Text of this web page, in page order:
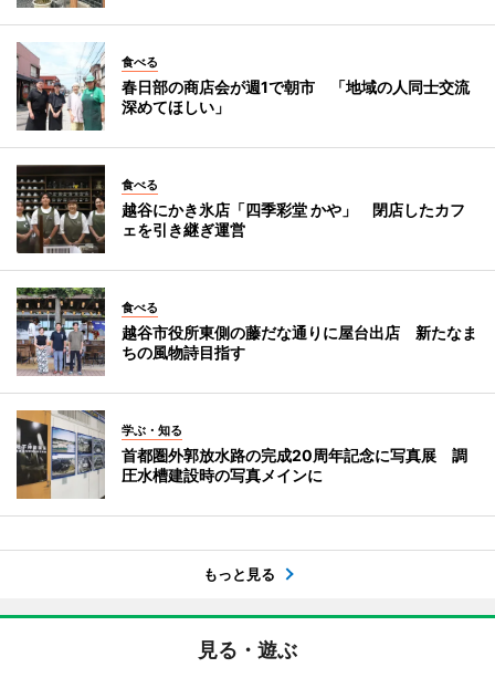
食べる
春日部の商店会が週1で朝市 「地域の人同士交流
深めてほしい」
食べる
越谷にかき氷店「四季彩堂 かや」 閉店したカフ
ェを引き継ぎ運営
食べる
越谷市役所東側の藤だな通りに屋台出店 新たなま
ちの風物詩目指す
学ぶ・知る
首都圏外郭放水路の完成20周年記念に写真展 調
圧水槽建設時の写真メインに
もっと見る
見る・遊ぶ